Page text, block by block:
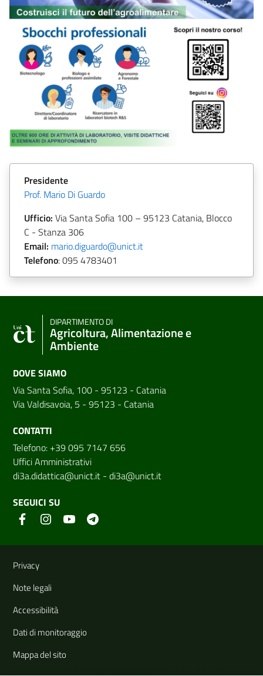
Presidente
Prof. Mario Di Guardo
Ufficio: Via Santa Sofia 100 – 95123 Catania, Blocco
C - Stanza 306
Email: mario.diguardo@unict.it
Telefono:095 4783401
DIPARTIMENTO DI
Agricoltura, Alimentazione e
Ambiente
DOVE SIAMO
Via Santa Sofia, 100 - 95123 - Catania
Via Valdisavoia, 5 - 95123 - Catania
CONTATTI
Telefono: +39 095 7147 656
Uffici Amministrativi
di3a.didattica@unict.it - di3a@unict.it
SEGUICI SU
Link e informazioni utili
Privacy
Note legali
Accessibilità
Dati di monitoraggio
Mappa del sito